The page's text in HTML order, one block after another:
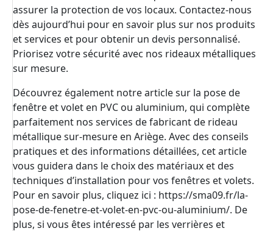
assurer la protection de vos locaux. Contactez-nous
dès aujourd’hui pour en savoir plus sur nos produits
et services et pour obtenir un devis personnalisé.
Priorisez votre sécurité avec nos rideaux métalliques
sur mesure.
Découvrez également notre article sur la pose de
fenêtre et volet en PVC ou aluminium, qui complète
parfaitement nos services de fabricant de rideau
métallique sur-mesure en Ariège. Avec des conseils
pratiques et des informations détaillées, cet article
vous guidera dans le choix des matériaux et des
techniques d’installation pour vos fenêtres et volets.
Pour en savoir plus, cliquez ici : https://sma09.fr/la-
pose-de-fenetre-et-volet-en-pvc-ou-aluminium/. De
plus, si vous êtes intéressé par les verrières et